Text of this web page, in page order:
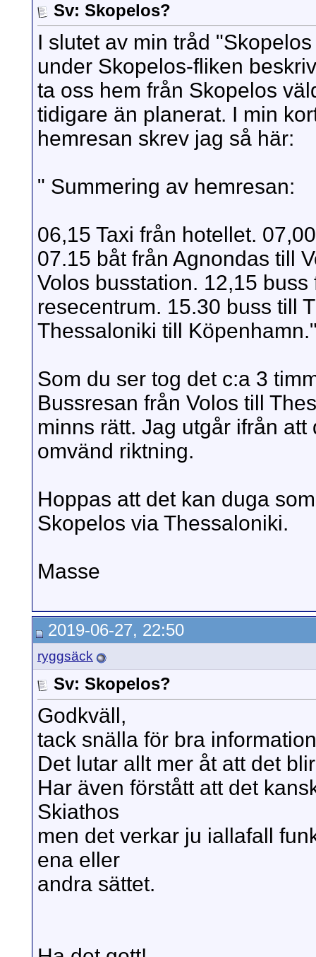
Sv: Skopelos?
I slutet av min tråd
under Skopelos-fliken
ta oss hem från Skopelos
tidigare än planerat. I min
hemresan skrev jag så här:
" Summering av hemresan:
06,15 Taxi från hotellet.
07.15 båt från Agnondas till
Volos busstation. 12,15
resecentrum. 15.30 buss till
Thessaloniki till
Som du ser tog det c:a 3
Bussresan från Volos till
minns rätt. Jag utgår ifrån
omvänd riktning.
Hoppas att det kan duga
Skopelos via Thessaloniki.
Masse
2019-06-27, 22:50
ryggsäck
Sv: Skopelos?
Godkväll,
tack snälla för bra
Det lutar allt mer åt att det
Har även förstått att det
Skiathos
men det verkar ju iallafall
ena eller
andra sättet.